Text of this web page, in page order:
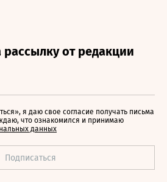
я даю свое согласие получать письма
что ознакомился и принимаю
данных